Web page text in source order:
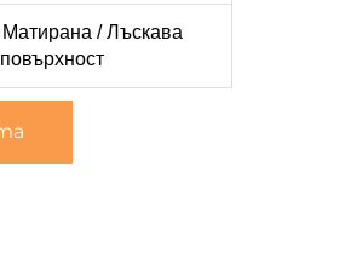
/ Лъскава
повърхност